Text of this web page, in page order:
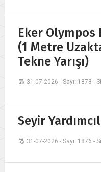
Eker Olympos
(1 Metre
Tekne Yarışı)
31-07-2026 - Sayı: 1878 -
Seyir
31-07-2026 - Sayı: 1876 -